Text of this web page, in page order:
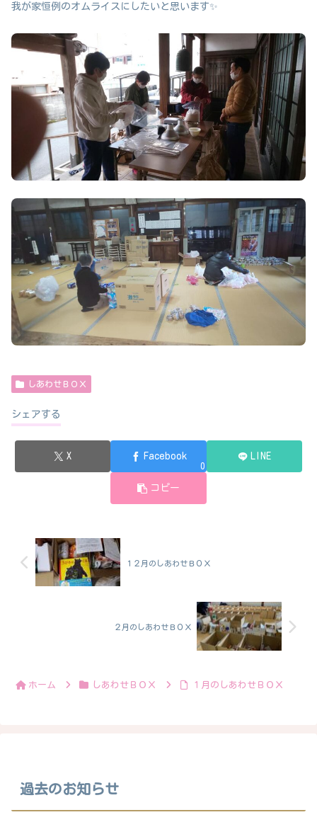
我が家恒例のオムライスにしたいと思います✨
しあわせＢＯＸ
シェアする
X Facebook
0
LINE
コピー
１２月のしあわせＢＯＸ
２月のしあわせＢＯＸ
ホーム しあわせＢＯＸ １月のしあわせＢＯＸ
過去のお知らせ